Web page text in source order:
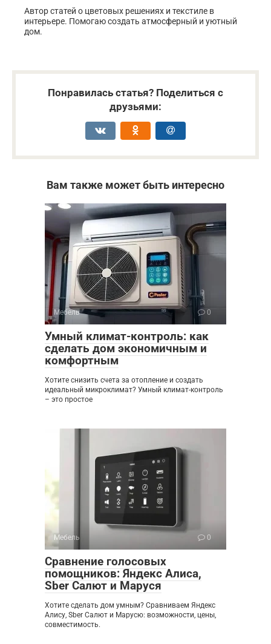
Автор статей о цветовых решениях и текстиле в
интерьере. Помогаю создать атмосферный и уютный
дом.
Понравилась статья? Поделиться с
друзьями:
Вам также может быть интересно
Мебель 0
Умный климат-контроль: как
сделать дом экономичным и
комфортным
Хотите снизить счета за отопление и создать
идеальный микроклимат? Умный климат-контроль
– это простое
Мебель 0
Сравнение голосовых
помощников: Яндекс Алиса,
Sber Салют и Маруся
Хотите сделать дом умным? Сравниваем Яндекс
Алису, Sber Салют и Марусю: возможности, цены,
совместимость.